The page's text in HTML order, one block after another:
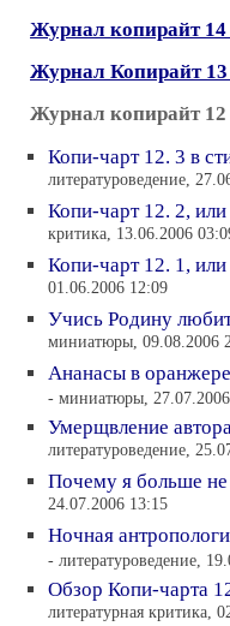
Журнал копирайт 14
Журнал Копирайт
Журнал копирайт
Копи-чарт 12. 3 в
литературоведение,
Копи-чарт 12. 2,
критика, 13.06.2006
Копи-чарт 12. 1,
01.06.2006 12:09
Учись Родину
миниатюры, 09.08.2006
Ананасы в
- миниатюры,
Умерщвление
литературоведение,
Почему я больше
24.07.2006 13:15
Ночная
- литературоведение,
Обзор Копи-чарта
литературная критика,